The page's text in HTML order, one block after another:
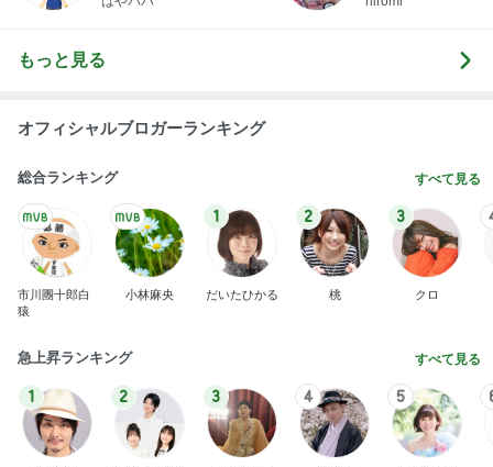
もっと見る
オフィシャルブロガーランキング
総合ランキング すべて見る
市川團十郎白
猿
小林麻央
1
だいたひかる
2
桃
3
クロ
急上昇ランキング すべて見る
1 2 3 4 5